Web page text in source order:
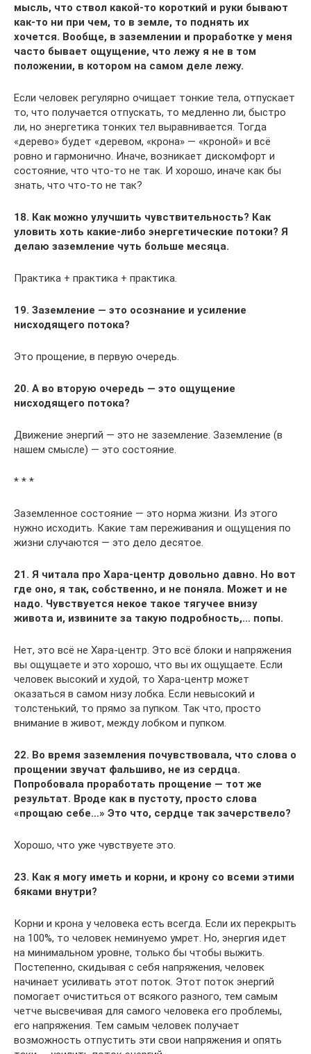
мысль, что ствол какой-то короткий и руки бывают
как-то ни при чем, то в земле, то поднять их
хочется. Вообще, в заземлении и проработке у меня
часто бывает ощущение, что лежу я не в том
положении, в котором на самом деле лежу.
Если человек регулярно очищает тонкие тела, отпускает
то, что получается отпускать, то медленно ли, быстро
ли, но энергетика тонких тел выравнивается. Тогда
«дерево» будет «деревом, «крона» — «кроной» и всё
ровно и гармонично. Иначе, возникает дискомфорт и
состояние, что что-то не так. И хорошо, иначе как бы
знать, что что-то не так?
18. Как можно улучшить чувствительность? Как
уловить хоть какие-либо энергетические потоки? Я
делаю заземление чуть больше месяца.
Практика + практика + практика.
19. Заземление — это осознание и усиление
нисходящего потока?
Это прощение, в первую очередь.
20. А во вторую очередь — это ощущение
нисходящего потока?
Движение энергий — это не заземление. Заземление (в
нашем смысле) — это состояние.
* * *
Заземленное состояние — это норма жизни. Из этого
нужно исходить. Какие там переживания и ощущения по
жизни случаются — это дело десятое.
21. Я читала про Хара-центр довольно давно. Но вот
где оно, я так, собственно, и не поняла. Может и не
надо. Чувствуется некое такое тягучее внизу
живота и, извините за такую подробность,… попы.
Нет, это всё не Хара-центр. Это всё блоки и напряжения
вы ощущаете и это хорошо, что вы их ощущаете. Если
человек высокий и худой, то Хара-центр может
оказаться в самом низу лобка. Если невысокий и
толстенький, то прямо за пупком. Так что, просто
внимание в живот, между лобком и пупком.
22. Во время заземления почувствовала, что слова о
прощении звучат фальшиво, не из сердца.
Попробовала проработать прощение — тот же
результат. Вроде как в пустоту, просто слова
«прощаю себе…» Это что, сердце так зачерствело?
Хорошо, что уже чувствуете это.
23. Как я могу иметь и корни, и крону со всеми этими
бяками внутри?
Корни и крона у человека есть всегда. Если их перекрыть
на 100%, то человек неминуемо умрет. Но, энергия идет
на минимальном уровне, только бы чтобы выжить.
Постепенно, скидывая с себя напряжения, человек
начинает усиливать этот поток. Этот поток энергий
помогает очиститься от всякого разного, тем самым
четче высвечивая для самого человека его проблемы,
его напряжения. Тем самым человек получает
возможность отпустить эти свои напряжения и опять